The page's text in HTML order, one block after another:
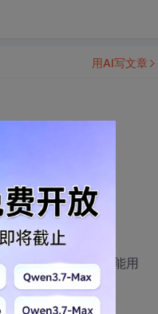
返回值是什么啊?能用
用AI写文章